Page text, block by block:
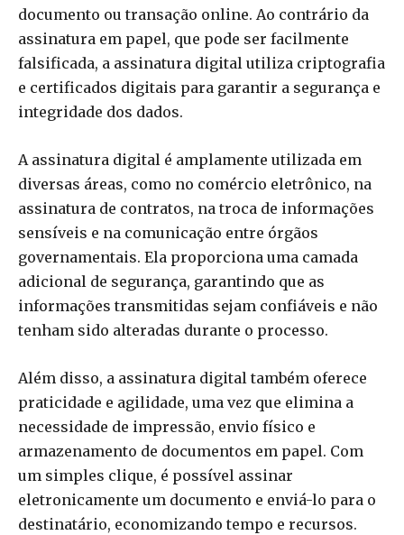
documento ou transação online. Ao contrário da
assinatura em papel, que pode ser facilmente
falsificada, a assinatura digital utiliza criptografia
e certificados digitais para garantir a segurança e
integridade dos dados.
A assinatura digital é amplamente utilizada em
diversas áreas, como no comércio eletrônico, na
assinatura de contratos, na troca de informações
sensíveis e na comunicação entre órgãos
governamentais. Ela proporciona uma camada
adicional de segurança, garantindo que as
informações transmitidas sejam confiáveis e não
tenham sido alteradas durante o processo.
Além disso, a assinatura digital também oferece
praticidade e agilidade, uma vez que elimina a
necessidade de impressão, envio físico e
armazenamento de documentos em papel. Com
um simples clique, é possível assinar
eletronicamente um documento e enviá-lo para o
destinatário, economizando tempo e recursos.